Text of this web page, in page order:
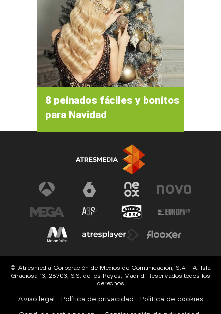
8 peinados fáciles y bonitos
para Navidad
© Atresmedia Corporación de Medios de Comunicación, S.A - A. Isla
Graciosa 13, 28703, S.S. de los Reyes, Madrid. Reservados todos los
derechos
Aviso legal Política de privacidad Política de cookies